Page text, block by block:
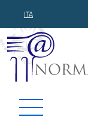
ITA